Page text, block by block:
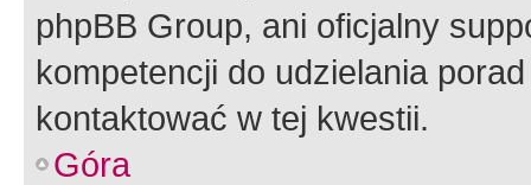
phpBB Group, ani oficjalny
kompetencji do udzielania
kontaktować w tej kwestii.
Góra